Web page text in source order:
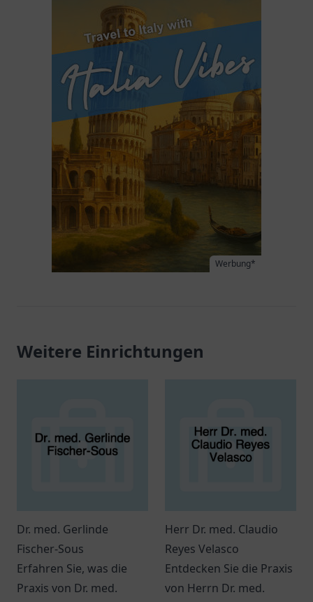
Werbung*
Weitere Einrichtungen
Dr. med. Gerlinde
Fischer-Sous
Erfahren Sie, was die
Praxis von Dr. med.
Herr Dr. med. Claudio
Reyes Velasco
Entdecken Sie die Praxis
von Herrn Dr. med.